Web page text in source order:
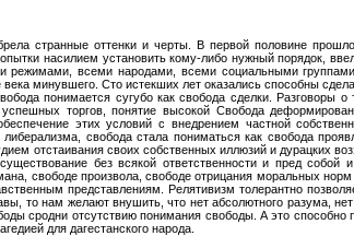
странные оттенки и черты. В первой половине
насилием установить кому-либо нужный порядок,
режимами, всеми народами, всеми социальными
минувшего. Сто истекших лет оказались способны
понимается сугубо как свобода сделки. Разговоры
торгов, понятие высокой Свобода
этих условий с внедрением частной
свобода стала пониматься как свобода
отстаивания своих собственных иллюзий и дурацких
без всякой ответственности и пред
свободе произвола, свободе отрицания моральных
представлениям. Релятивизм толерантно
то нам желают внушить, что нет абсолютного разума,
сродни отсутствию понимания свободы. А это
для дагестанского народа.